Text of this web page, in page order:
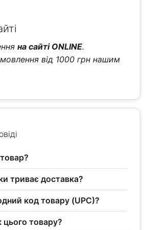
на сайті ONLINE.
від 1000 грн нашим
триває доставка?
код товару (UPC)?
товару?